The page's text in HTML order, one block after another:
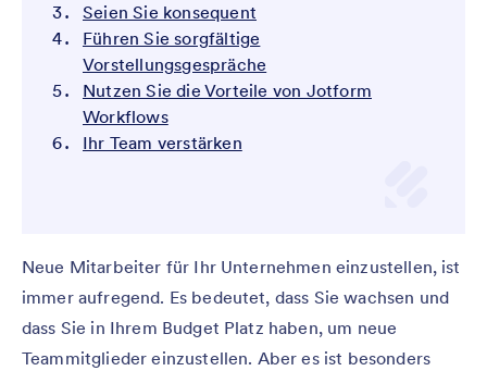
Seien Sie konsequent
Führen Sie sorgfältige
Vorstellungsgespräche
Nutzen Sie die Vorteile von Jotform
Workflows
Ihr Team verstärken
Neue Mitarbeiter für Ihr Unternehmen einzustellen, ist
immer aufregend. Es bedeutet, dass Sie wachsen und
dass Sie in Ihrem Budget Platz haben, um neue
Teammitglieder einzustellen. Aber es ist besonders